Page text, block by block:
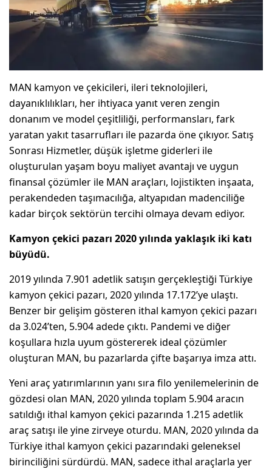
MAN kamyon ve çekicileri, ileri teknolojileri,
dayanıklılıkları, her ihtiyaca yanıt veren zengin
donanım ve model çeşitliliği, performansları, fark
yaratan yakıt tasarrufları ile pazarda öne çıkıyor. Satış
Sonrası Hizmetler, düşük işletme giderleri ile
oluşturulan yaşam boyu maliyet avantajı ve uygun
finansal çözümler ile MAN araçları, lojistikten inşaata,
perakendeden taşımacılığa, altyapıdan madenciliğe
kadar birçok sektörün tercihi olmaya devam ediyor.
Kamyon çekici pazarı 2020 yılında yaklaşık iki katı
büyüdü.
2019 yılında 7.901 adetlik satışın gerçekleştiği Türkiye
kamyon çekici pazarı, 2020 yılında 17.172’ye ulaştı.
Benzer bir gelişim gösteren ithal kamyon çekici pazarı
da 3.024’ten, 5.904 adede çıktı. Pandemi ve diğer
koşullara hızla uyum göstererek ideal çözümler
oluşturan MAN, bu pazarlarda çifte başarıya imza attı.
Yeni araç yatırımlarının yanı sıra filo yenilemelerinin de
gözdesi olan MAN, 2020 yılında toplam 5.904 aracın
satıldığı ithal kamyon çekici pazarında 1.215 adetlik
araç satışı ile yine zirveye oturdu. MAN, 2020 yılında da
Türkiye ithal kamyon çekici pazarındaki geleneksel
birinciliğini sürdürdü. MAN, sadece ithal araçlarla yer